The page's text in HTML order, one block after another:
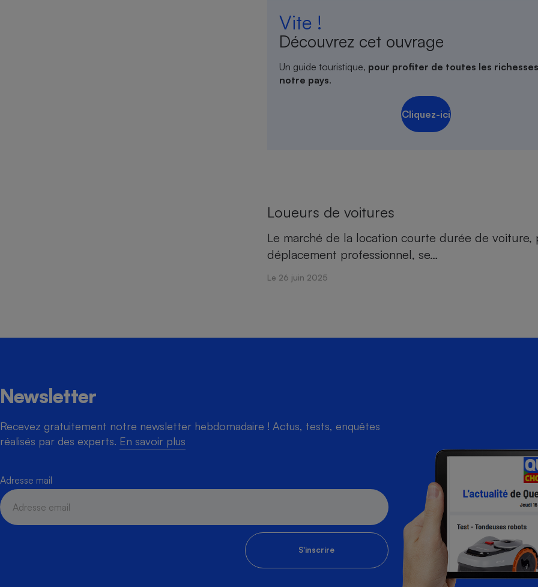
Vite !
Découvrez cet ouvrage
Un guide touristique, pour profiter de toutes les
notre pays.
Cliquez-ici
Loueurs de voitures
Le marché de la location courte durée de
déplacement professionnel, se…
Le 26 juin 2025
Newsletter
Recevez gratuitement notre newsletter hebdomadaire ! Actus, tests, enquêtes
réalisés par des experts. En savoir plus
Adresse mail
S'inscrire